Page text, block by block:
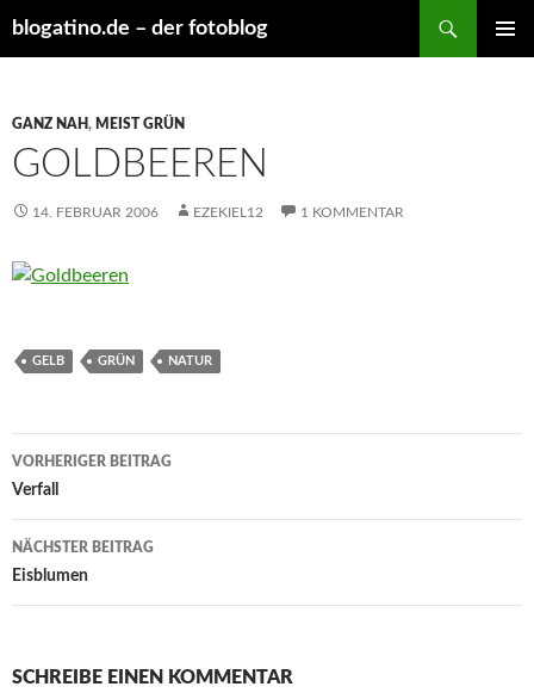
blogatino.de – der fotoblog
GANZ NAH, MEIST GRÜN
GOLDBEEREN
14. FEBRUAR 2006 EZEKIEL12 1 KOMMENTAR
GELB GRÜN NATUR
Beitragsnavigation
VORHERIGER BEITRAG
Verfall
NÄCHSTER BEITRAG
Eisblumen
SCHREIBE EINEN KOMMENTAR